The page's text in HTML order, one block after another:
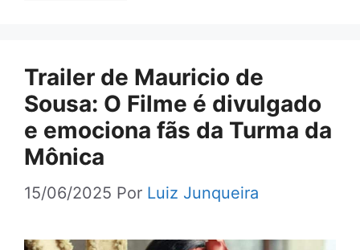
Trailer de Mauricio de
Sousa: O Filme é divulgado
e emociona fãs da Turma da
Mônica
15/06/2025 Por Luiz Junqueira